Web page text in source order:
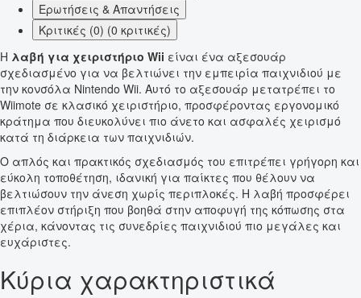
Ερωτήσεις & Απαντήσεις
Κριτικές (0) (0 κριτικές)
Η λαβή για χειριστήριο Wii είναι ένα αξεσουάρ
σχεδιασμένο για να βελτιώνει την εμπειρία παιχνιδιού με
την κονσόλα Nintendo Wii. Αυτό το αξεσουάρ μετατρέπει το
Wiimote σε κλασικό χειριστήριο, προσφέροντας εργονομικό
κράτημα που διευκολύνει πιο άνετο και ασφαλές χειρισμό
κατά τη διάρκεια των παιχνιδιών.
Ο απλός και πρακτικός σχεδιασμός του επιτρέπει γρήγορη και
εύκολη τοποθέτηση, ιδανική για παίκτες που θέλουν να
βελτιώσουν την άνεση χωρίς περιπλοκές. Η λαβή προσφέρει
επιπλέον στήριξη που βοηθά στην αποφυγή της κόπωσης στα
χέρια, κάνοντας τις συνεδρίες παιχνιδιού πιο μεγάλες και
ευχάριστες.
Κύρια χαρακτηριστικά